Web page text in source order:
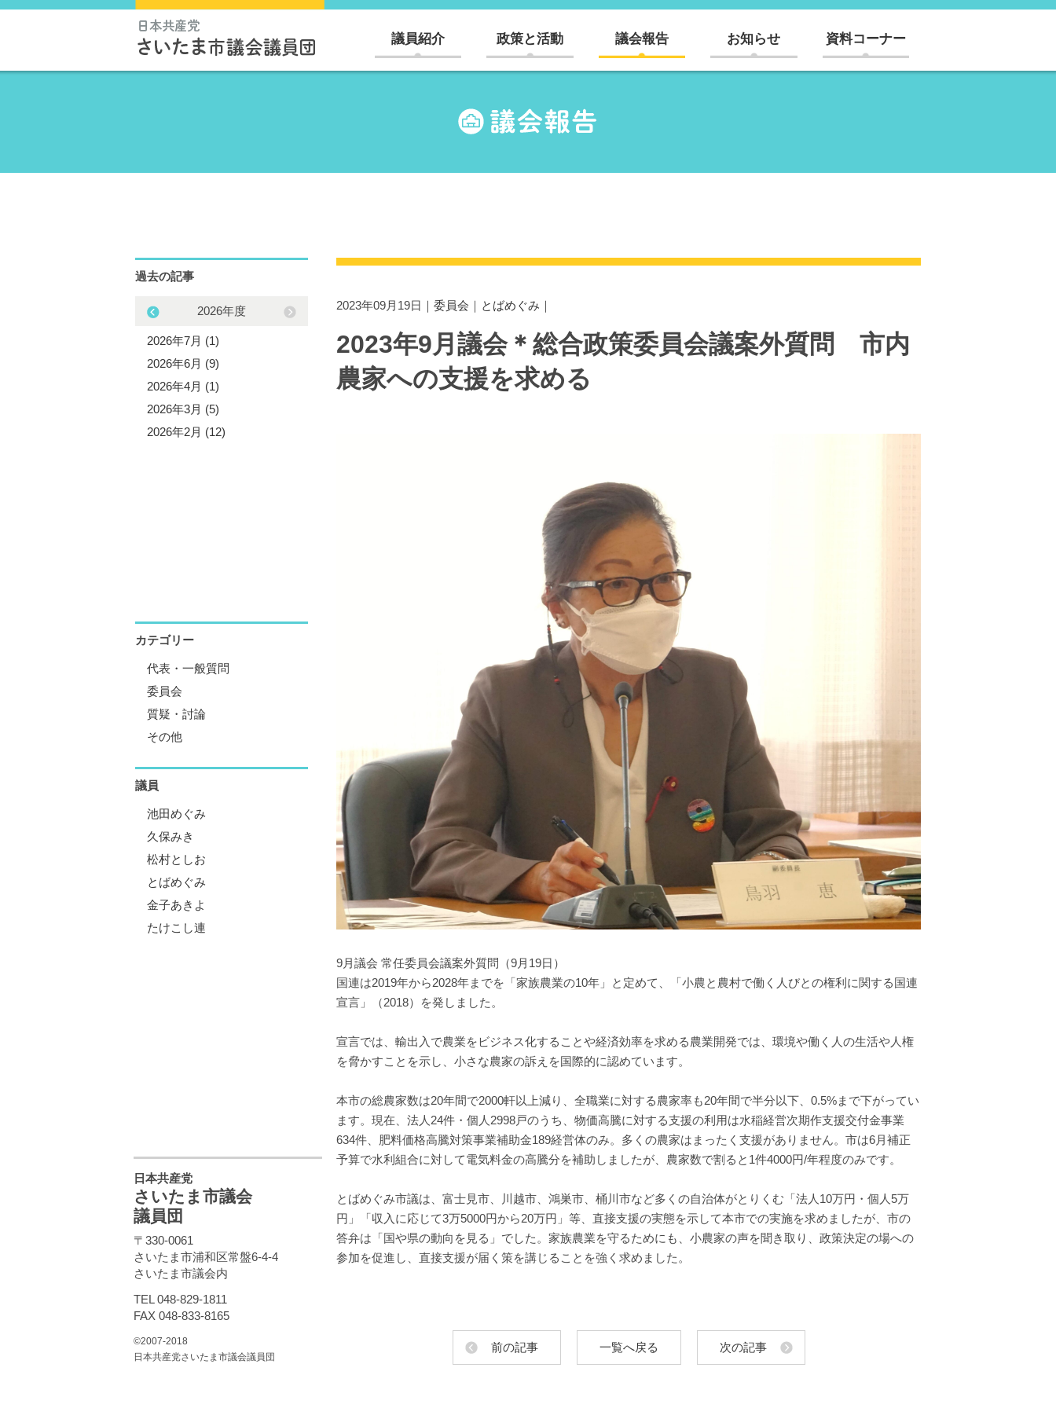
議員紹介 政策と活動 議会報告 お知らせ 資料コーナー
2023年09月19日｜ 委員会 ｜ とばめぐみ ｜
2023年9月議会＊総合政策委員会議案外質問 市内
農家への支援を求める
9月議会 常任委員会議案外質問（9月19日）
国連は2019年から2028年までを「家族農業の10年」と定めて、「小農と農村で働く人びとの権利に関する国連
宣言」（2018）を発しました。
宣言では、輸出入で農業をビジネス化することや経済効率を求める農業開発では、環境や働く人の生活や人権
を脅かすことを示し、小さな農家の訴えを国際的に認めています。
本市の総農家数は20年間で2000軒以上減り、全職業に対する農家率も20年間で半分以下、0.5%まで下がってい
ます。現在、法人24件・個人2998戸のうち、物価高騰に対する支援の利用は水稲経営次期作支援交付金事業
634件、肥料価格高騰対策事業補助金189経営体のみ。多くの農家はまったく支援がありません。市は6月補正
予算で水利組合に対して電気料金の高騰分を補助しましたが、農家数で割ると1件4000円/年程度のみです。
とばめぐみ市議は、富士見市、川越市、鴻巣市、桶川市など多くの自治体がとりくむ「法人10万円・個人5万
円」「収入に応じて3万5000円から20万円」等、直接支援の実態を示して本市での実施を求めましたが、市の
答弁は「国や県の動向を見る」でした。家族農業を守るためにも、小農家の声を聞き取り、政策決定の場への
参加を促進し、直接支援が届く策を講じることを強く求めました。
前の記事 一覧へ戻る 次の記事
過去の記事
2026年度
2026年7月 (1)
2026年6月 (9)
2026年4月 (1)
2026年3月 (5)
2026年2月 (12)
カテゴリー
代表・一般質問
委員会
質疑・討論
その他
議員
池田めぐみ
久保みき
松村としお
とばめぐみ
金子あきよ
たけこし連
日本共産党
さいたま市議会
議員団
〒330-0061
さいたま市浦和区常盤6-4-4
さいたま市議会内
TEL 048-829-1811
FAX 048-833-8165
©2007-2018
日本共産党さいたま市議会議員団